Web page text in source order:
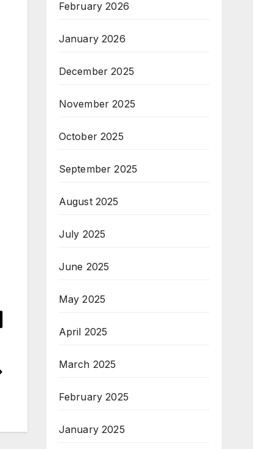
February 2026
January 2026
December 2025
November 2025
October 2025
September 2025
August 2025
July 2025
June 2025
May 2025
April 2025
March 2025
February 2025
January 2025